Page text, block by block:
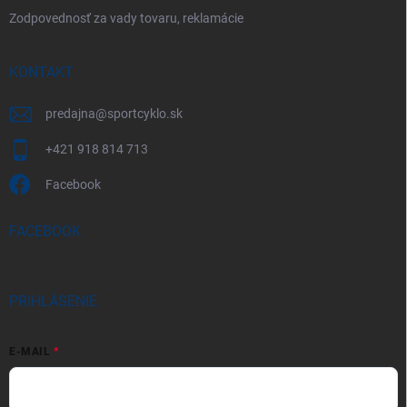
Zodpovednosť za vady tovaru, reklamácie
KONTAKT
predajna@sportcyklo.sk
+421 918 814 713
Facebook
FACEBOOK
PRIHLÁSENIE
E-MAIL